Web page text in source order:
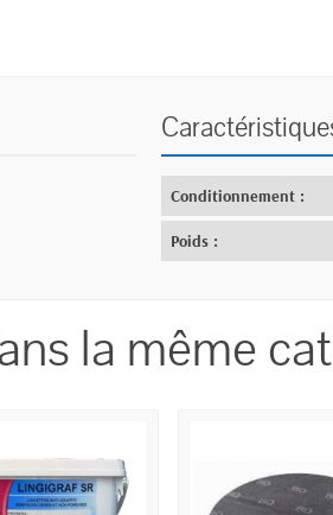
Conditionnement :
Poids :
la même